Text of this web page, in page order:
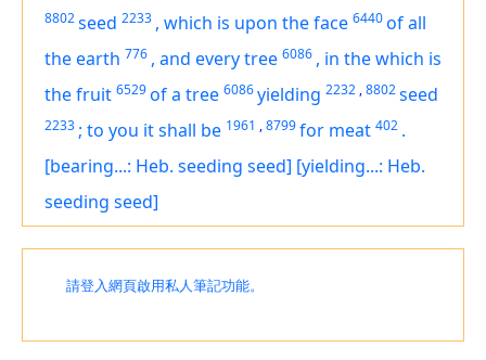
8802seed 2233 , which is upon the face 6440of all
the earth 776 , and every tree 6086 , in the which is
the fruit 6529of a tree 6086yielding 2232 ,8802seed
2233 ; to you it shall be 1961 ,8799for meat 402 .
[bearing...: Heb. seeding seed] [yielding...: Heb.
seeding seed]
請登入網頁啟用私人筆記功能。